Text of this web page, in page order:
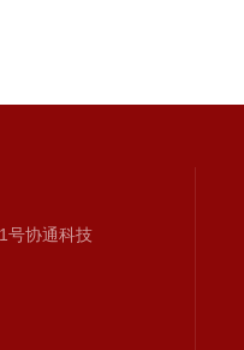
号协通科技